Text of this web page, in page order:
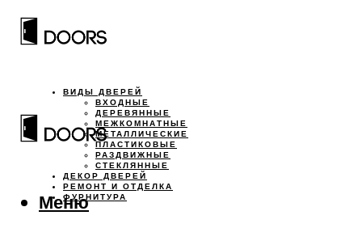
ВИДЫ ДВЕРЕЙ
ВХОДНЫЕ
ДЕРЕВЯННЫЕ
МЕЖКОМНАТНЫЕ
МЕТАЛЛИЧЕСКИЕ
ПЛАСТИКОВЫЕ
РАЗДВИЖНЫЕ
СТЕКЛЯННЫЕ
ДЕКОР ДВЕРЕЙ
РЕМОНТ И ОТДЕЛКА
ФУРНИТУРА
Меню